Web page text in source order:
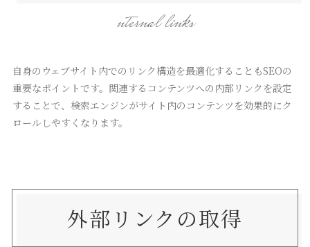
nternal links
自身のウェブサイト内でのリンク構造を最適化することもSEOの
重要なポイントです。関連するコンテンツへの内部リンクを設定
することで、検索エンジンがサイト内のコンテンツを効果的にク
ロールしやすくなります。
外部リンクの取得